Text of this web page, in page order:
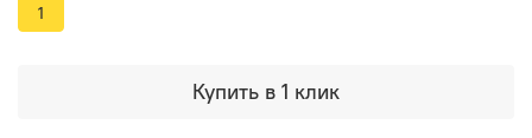
Купить в 1 клик
1